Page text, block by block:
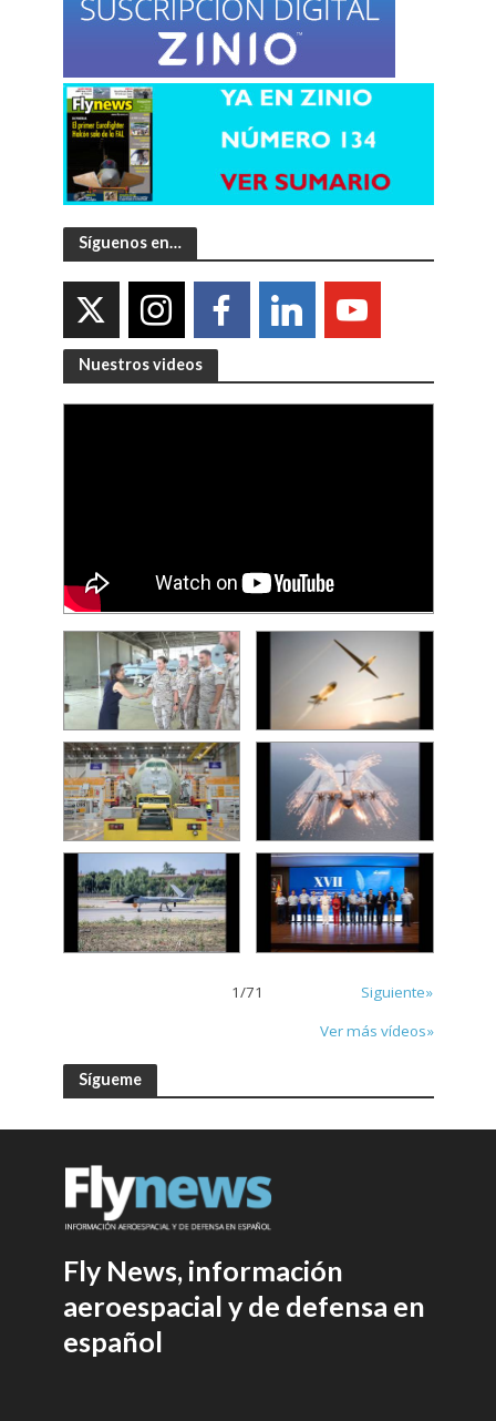
Síguenos en…
Nuestros videos
1/71
Siguiente»
Ver más vídeos»
Sígueme
Fly News, información
aeroespacial y de defensa en
español